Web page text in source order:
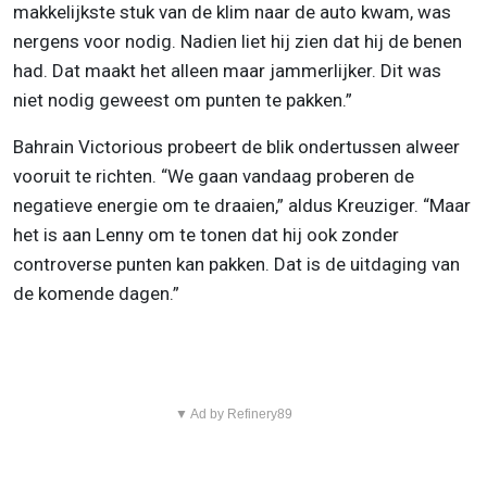
makkelijkste stuk van de klim naar de auto kwam, was
nergens voor nodig. Nadien liet hij zien dat hij de benen
had. Dat maakt het alleen maar jammerlijker. Dit was
niet nodig geweest om punten te pakken.”
Bahrain Victorious probeert de blik ondertussen alweer
vooruit te richten. “We gaan vandaag proberen de
negatieve energie om te draaien,” aldus Kreuziger. “Maar
het is aan Lenny om te tonen dat hij ook zonder
controverse punten kan pakken. Dat is de uitdaging van
de komende dagen.”
▼ Ad by Refinery89